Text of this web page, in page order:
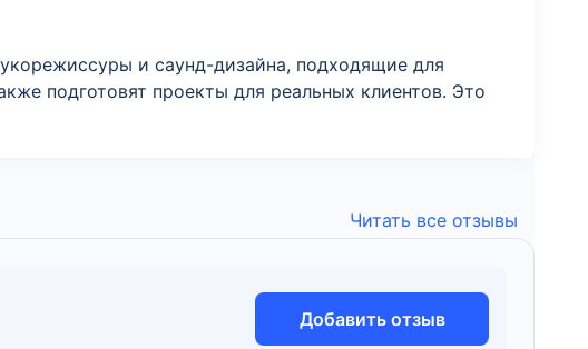
и саунд-дизайна, подходящие для
подготовят проекты для реальных клиентов. Это
Читать все отзывы
Добавить отзыв